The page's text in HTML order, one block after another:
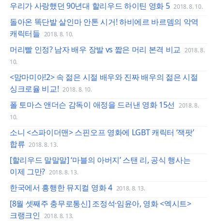
우리가 사랑했던 90년대 할리우드 하이틴 영화 5 2018. 8. 10.
돌아온 똑단발 살인마 안톤 시거! 하비에르 바르뎀의 악역
캐릭터들 2018. 8. 10.
머리빨 인정? 남자 배우 장발 vs 짧은 머리 본격 비교 2018. 8.
10.
<맘마미아!2> 속 젊은 시절 배우와 진짜 배우의 젊은 시절
싱크로율 비교! 2018. 8. 10.
폴 토마스 앤더슨 감독이 애정을 드러낸 영화 15선 2018. 8.
10.
소니 <스파이더맨> 스핀오프 영화에 LGBT 캐릭터 ‘잭팟’
합류 2018. 8. 13.
[할리우드 말말말] ‘마블의 아버지’ 스탠 리, 공식 행사는
이제 그만? 2018. 8. 13.
한국에서 흥행한 뮤지컬 영화 4 2018. 8. 13.
[8월 셋째주 충무로통신] 조정석·임윤아, 영화 <엑시트>
크랭크인 2018. 8. 13.